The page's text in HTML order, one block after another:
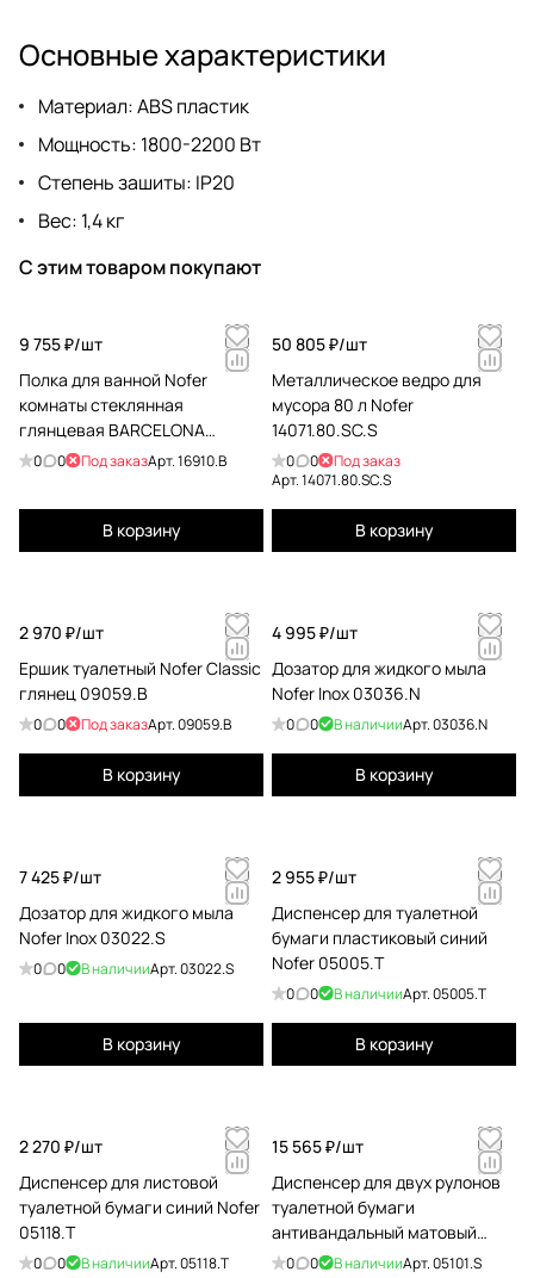
Основные характеристики
Материал: ABS пластик
Мощность: 1800-2200 Вт
Степень зашиты: IP20
Вес: 1,4 кг
С этим товаром покупают
9 755 ₽/шт
Полка для ванной Nofer
комнаты стеклянная
глянцевая BARCELONA
16910.В
0 0 Под заказАрт.16910.B
В корзину
50 805 ₽/шт
Металлическое ведро для
мусора 80 л Nofer
14071.80.SC.S
0 0
Под заказ
Арт.14071.80.SC.S
В корзину
2 970 ₽/шт
Ершик туалетный Nofer Classic
глянец 09059.B
0 0 Под заказАрт.09059.B
В корзину
4 995 ₽/шт
Дозатор для жидкого мыла
Nofer Inox 03036.N
0 0 В наличииАрт.03036.N
В корзину
7 425 ₽/шт
Дозатор для жидкого мыла
Nofer Inox 03022.S
0 0 В наличииАрт.03022.S
В корзину
2 955 ₽/шт
Диспенсер для туалетной
бумаги пластиковый синий
Nofer 05005.Т
0 0 В наличииАрт.05005.T
В корзину
2 270 ₽/шт
Диспенсер для листовой
туалетной бумаги синий Nofer
05118.T
0 0 В наличииАрт.05118.T
15 565 ₽/шт
Диспенсер для двух рулонов
туалетной бумаги
антивандальный матовый
Nofer 05101.S
0 0 В наличииАрт.05101.S